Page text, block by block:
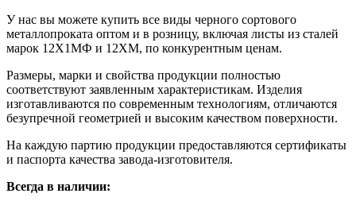
У нас вы можете купить все виды черного сортового
металлопроката оптом и в розницу, включая листы из сталей
марок 12Х1МФ и 12ХМ, по конкурентным ценам.
Размеры, марки и свойства продукции полностью
соответствуют заявленным характеристикам. Изделия
изготавливаются по современным технологиям, отличаются
безупречной геометрией и высоким качеством поверхности.
На каждую партию продукции предоставляются сертификаты
и паспорта качества завода-изготовителя.
Всегда в наличии: